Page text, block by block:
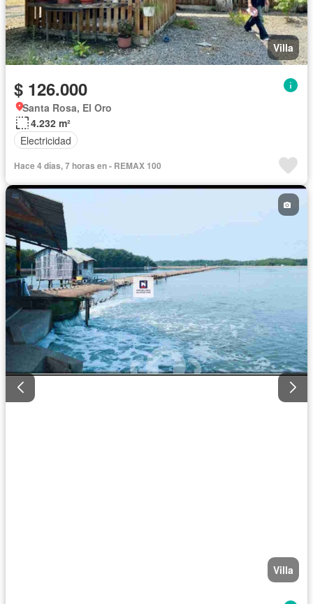
Villa
$ 126.000
Santa Rosa, El Oro
4.232 m²
Electricidad
Hace 4 días, 7 horas en - REMAX 100
Villa